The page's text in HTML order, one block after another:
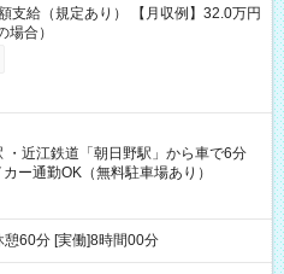
支給（規定あり） 【月収例】32.0万円
場合）
近江鉄道「朝日野駅」から車で6分
ー通勤OK（無料駐車場あり）
憩60分 [実働]8時間00分